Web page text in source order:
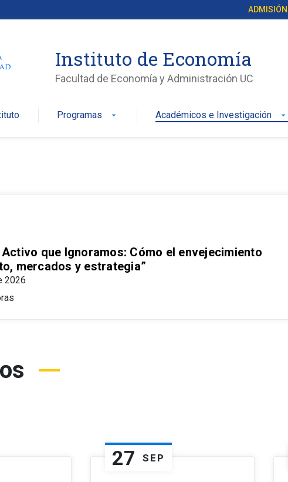
ADMISIÓN
Instituto de Economía
Facultad de Economía y Administración UC
Programas arrow_drop_down Académicos e Investigación arrow_drop_down
Activo que Ignoramos: Cómo el envejecimiento
mercados y estrategia”
2026
27 SEP